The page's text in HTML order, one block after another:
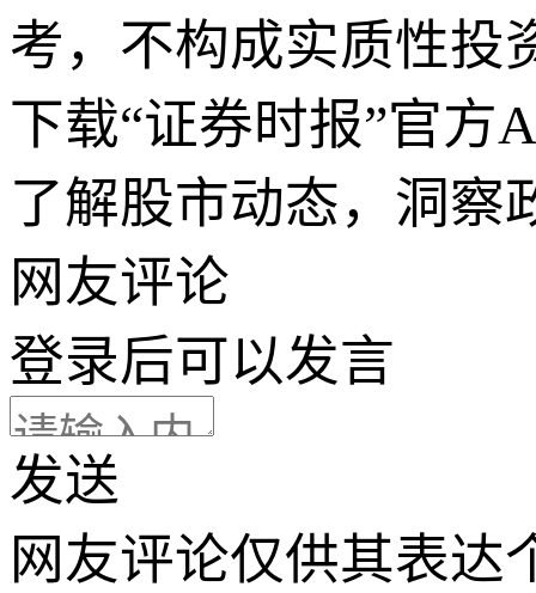
考，不构成实质性投
下载“证券时报”官方
了解股市动态，洞察
网友评论
登录后可以发言
发送
网友评论仅供其表达